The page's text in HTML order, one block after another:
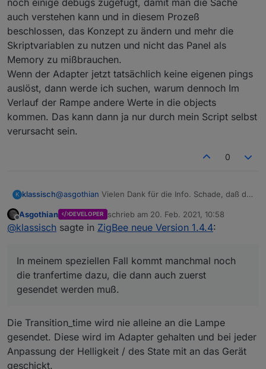
noch einige debugs zugefügt, damit man die Sache
auch verstehen kann und in diesem Prozeß
beschlossen, das Konzept zu ändern und mehr die
Skriptvariablen zu nutzen und nicht das Panel als
Memory zu mißbrauchen.
Wenn der Adapter jetzt tatsächlich keine eigenen pings
auslöst, dann werde ich suchen, warum dennoch Im
Verlauf der Rampe andere Werte in die objects
kommen. Das kann dann ja nur durch mein Script selbst
verursacht sein.
0
K klassisch@asgothian Vielen Dank für die Info. Schade, daß die
In meinem speziellen Fall kommt manchmal noch die
tranfertime dazu, die dann auch zuerst gesendet
Sekunden bewährt.
Eine abschließende Aussage möchte ich noch nicht
treffem. Das Netz ist noch im Ausbau, ich spiele noch
zu viel rum, noch einige Komponenten im Zulauf.
Ich experimentiere auch noch mit der richtigen
Anbindung der Karte. Über ser2Lan zum guten
Funkstandort konnte ich irgendwann neue Panels
nur anlernen, wenn ich die anderen ausgeschaltet
Offline
Asgothian DEVELOPER schrieb am 20. Feb. 2021, 10:58
zuletzt editiert von
@klassisch sagte in ZigBee neue Version 1.4.4:
In meinem speziellen Fall kommt manchmal noch
die tranfertime dazu, die dann auch zuerst
gesendet werden muß.
Die Transition_time wird nie alleine an die Lampe
gesendet. Diese wird im Adapter gehalten und bei jeder
Anpassung der Helligkeit / des State mit an das Gerät
geschickt.